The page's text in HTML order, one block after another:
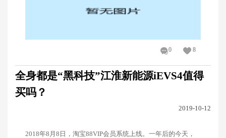
0 8
全身都是“黑科技”江淮新能源iEVS4值得
买吗？
2019-10-12
2018年8月8日，淘宝88VIP会员系统上线。一年后的今天，